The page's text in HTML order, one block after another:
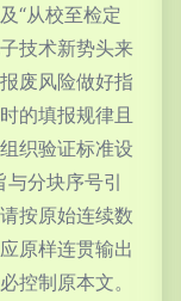
“从校至检定
技术新势头来
废风险做好指
的填报规律且
织验证标准设
分块序号引
按原始连续数
原样连贯输出
控制原本文。